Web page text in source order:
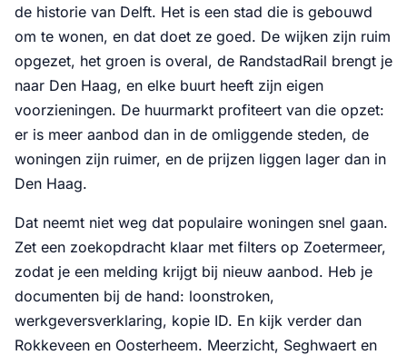
de historie van Delft. Het is een stad die is gebouwd
om te wonen, en dat doet ze goed. De wijken zijn ruim
opgezet, het groen is overal, de RandstadRail brengt je
naar Den Haag, en elke buurt heeft zijn eigen
voorzieningen. De huurmarkt profiteert van die opzet:
er is meer aanbod dan in de omliggende steden, de
woningen zijn ruimer, en de prijzen liggen lager dan in
Den Haag.
Dat neemt niet weg dat populaire woningen snel gaan.
Zet een zoekopdracht klaar met filters op Zoetermeer,
zodat je een melding krijgt bij nieuw aanbod. Heb je
documenten bij de hand: loonstroken,
werkgeversverklaring, kopie ID. En kijk verder dan
Rokkeveen en Oosterheem. Meerzicht, Seghwaert en